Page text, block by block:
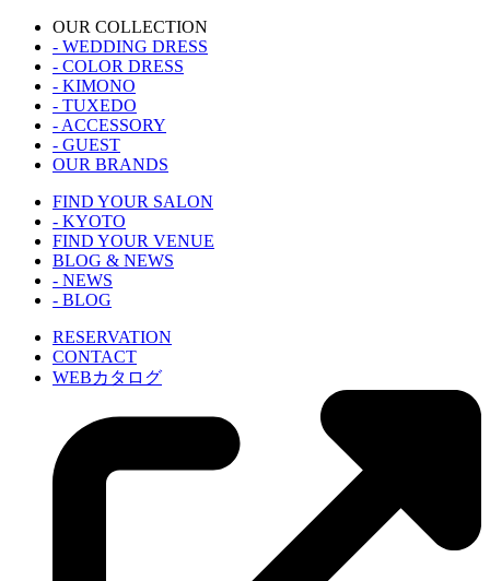
OUR COLLECTION
- WEDDING DRESS
- COLOR DRESS
- KIMONO
- TUXEDO
- ACCESSORY
- GUEST
OUR BRANDS
FIND YOUR SALON
- KYOTO
FIND YOUR VENUE
BLOG & NEWS
- NEWS
- BLOG
RESERVATION
CONTACT
WEBカタログ